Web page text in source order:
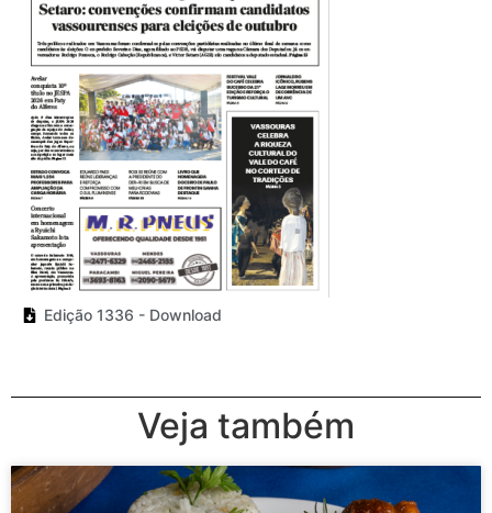
Edição 1336 - Download
Veja também